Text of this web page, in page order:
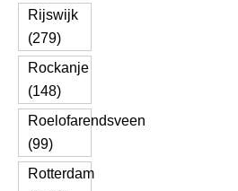
Rijswijk
(279)
Rockanje
(148)
Roelofarendsveen
(99)
Rotterdam